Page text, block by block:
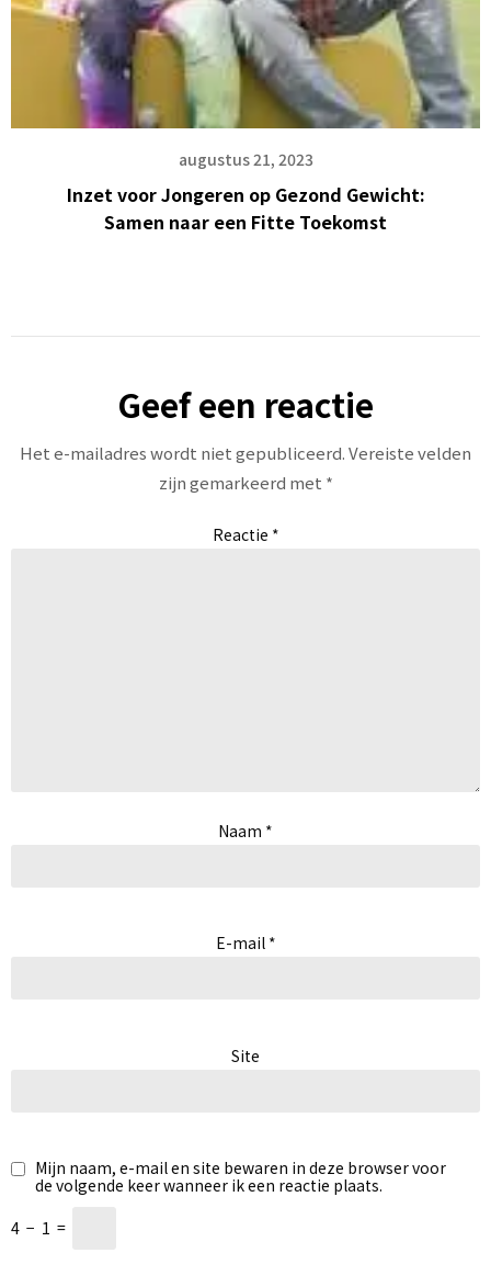
augustus 21, 2023
Inzet voor Jongeren op Gezond Gewicht:
Samen naar een Fitte Toekomst
Geef een reactie
Het e-mailadres wordt niet gepubliceerd.Vereiste velden
zijn gemarkeerd met *
Reactie *
Naam *
E-mail *
Site
Mijn naam, e-mail en site bewaren in deze browser voor
de volgende keer wanneer ik een reactie plaats.
4 − 1 =